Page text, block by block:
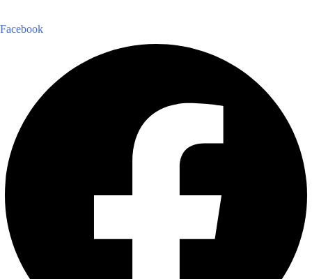
Facebook